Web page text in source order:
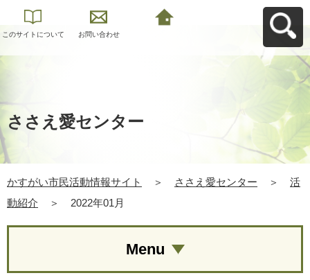
このサイトについて お問い合わせ
ささえ愛センター
かすがい市民活動情報サイト ＞ ささえ愛センター ＞
活
動紹介
＞ 2022年01月
Menu